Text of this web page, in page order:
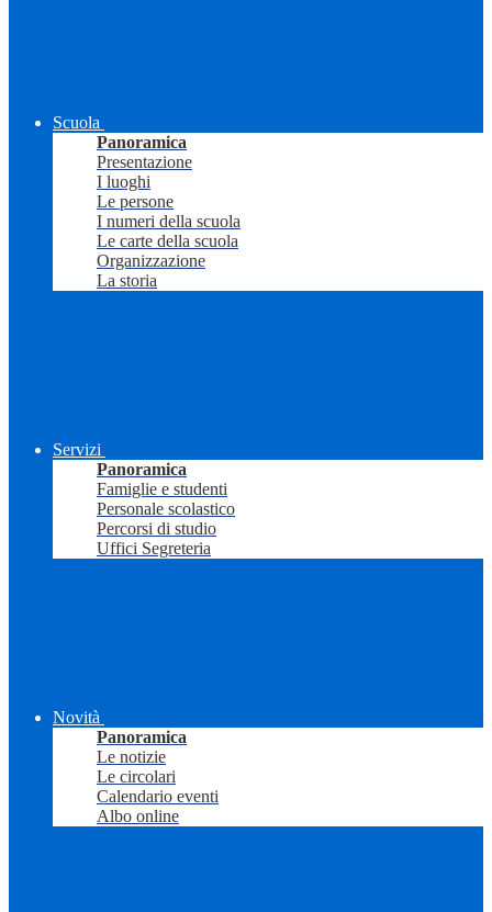
Scuola
Panoramica
Presentazione
I luoghi
Le persone
I numeri della scuola
Le carte della scuola
Organizzazione
La storia
Servizi
Panoramica
Famiglie e studenti
Personale scolastico
Percorsi di studio
Uffici Segreteria
Novità
Panoramica
Le notizie
Le circolari
Calendario eventi
Albo online